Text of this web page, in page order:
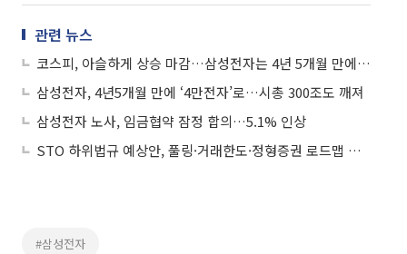
관련 뉴스
코스피, 아슬하게 상승 마감…삼성전자는 4년 5개월 만에 '4만전자'
삼성전자, 4년5개월 만에 ‘4만전자’로…시총 300조도 깨져
삼성전자 노사, 임금협약 잠정 합의…5.1% 인상
STO 하위법규 예상안, 풀링·거래한도·정형증권 로드맵 제시
#삼성전자